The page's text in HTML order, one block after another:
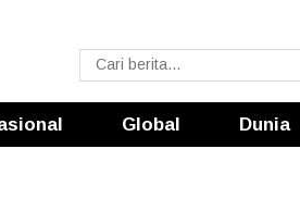
Global Dunia